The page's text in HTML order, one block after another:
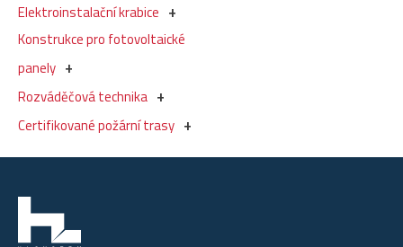
Elektroinstalační krabice
Konstrukce pro fotovoltaické
panely
Rozváděčová technika
Certifikované požární trasy